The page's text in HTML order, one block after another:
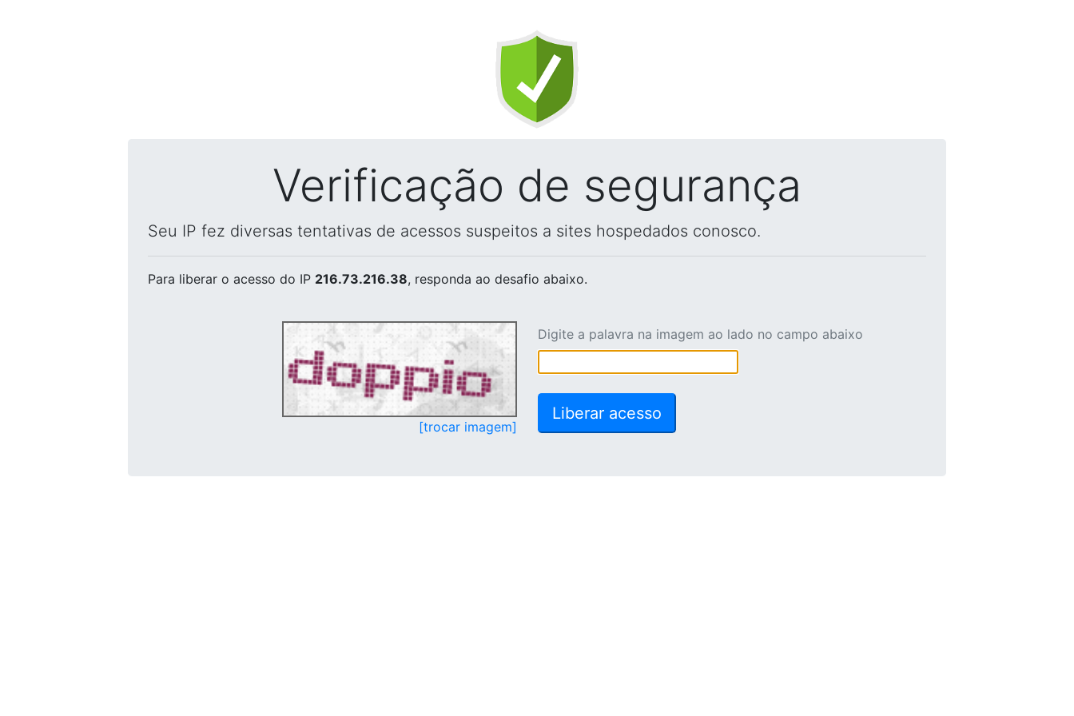
Verificação de segurança
Seu IP fez diversas tentativas de acessos suspeitos a sites hospedados conosco.
Para liberar o acesso do IP 216.73.216.38, responda ao desafio abaixo.
[trocar imagem]
Digite a palavra na imagem ao lado no campo abaixo